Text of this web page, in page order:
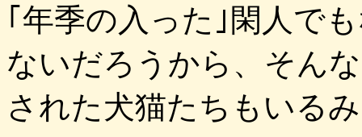
｢年季の入った｣閑人で
ないだろうから、そん
された犬猫たちもいる